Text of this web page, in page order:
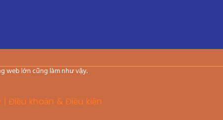
| Điều khoản & Điều kiện
web lớn cũng làm như vậy.